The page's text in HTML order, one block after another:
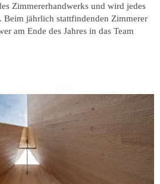
Zimmererhandwerks und wird jedes
Beim jährlich stattfindenden Zimmerer
am Ende des Jahres in das Team